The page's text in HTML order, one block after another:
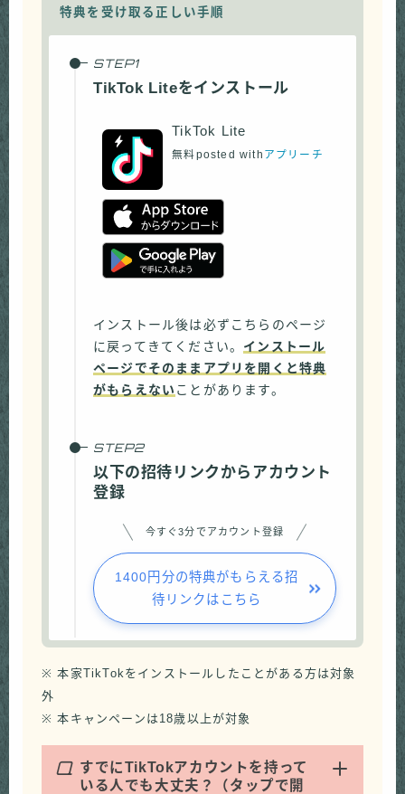
特典を受け取る正しい手順
TikTok Liteをインストール
TikTok Lite
無料posted with アプリーチ
インストール後は必ずこちらのページ
に戻ってきてください。 インストール
ページでそのままアプリを開くと特典
がもらえない ことがあります。
以下の招待リンクからアカウント
登録
今すぐ3分でアカウント登録
1400円分の特典がもらえる招
待リンクはこちら
※ 本家TikTokをインストールしたことがある方は対象
外
※ 本キャンペーンは18歳以上が対象
Q すでにTikTokアカウントを持って
いる人でも大丈夫？（タップで開